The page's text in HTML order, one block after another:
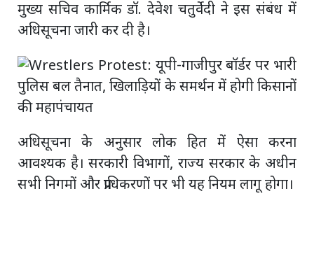
मुख्य सचिव कार्मिक डॉ. देवेश चतुर्वेदी ने इस संबंध में
अधिसूचना जारी कर दी है।
अधिसूचना के अनुसार लोक हित में ऐसा करना
आवश्यक है। सरकारी विभागों, राज्य सरकार के अधीन
सभी निगमों और प्राधिकरणों पर भी यह नियम लागू होगा।